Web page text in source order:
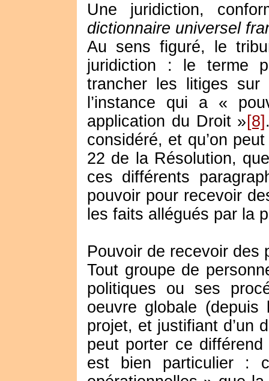
Une juridiction,
dictionnaire universel
Au sens figuré, le
juridiction : le terme
trancher les litiges
l’instance qui a «
application du Droit » [8]
considéré, et qu’on
22 de la Résolution,
ces différents
pouvoir pour recevoir
les faits allégués par la
Pouvoir de recevoir des
Tout groupe de
politiques ou ses
oeuvre globale (depuis
projet, et justifiant d’un
peut porter ce
est bien particulier :